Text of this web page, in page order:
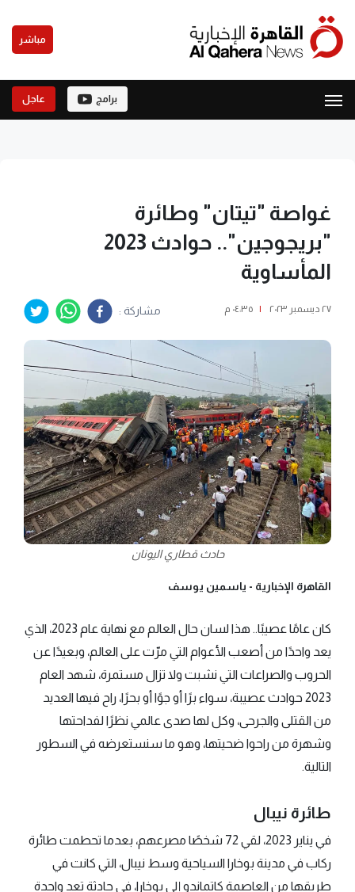
مباشر
برامج عاجل
غواصة "تيتان" وطائرة
"بريجوجين".. حوادث 2023
المأساوية
٢٧ ديسمبر ٢٠٢٣ | ٠٤:٣٥ م مشاركة :
حادث قطاري اليونان
القاهرة الإخبارية - ياسمين يوسف
كان عامًا عصيبًا.. هذا لسان حال العالم مع نهاية عام 2023، الذي
يعد واحدًا من أصعب الأعوام التي مرّت على العالم، وبعيدًا عن
الحروب والصراعات التي نشبت ولا تزال مستمرة، شهد العام
2023 حوادث عصيبة، سواء برًا أو جوًا أو بحرًا، راح فيها العديد
من القتلى والجرحى، وكل لها صدى عالمي نظرًا لفداحتها
وشهرة من راحوا ضحيتها، وهو ما سنستعرضه في السطور
التالية.
طائرة نيبال
في يناير 2023، لقي 72 شخصًا مصرعهم، بعدما تحطمت طائرة
ركاب في مدينة بوخارا السياحية وسط نيبال، التي كانت في
طريقها من العاصمة كاتماندو إلى بوخارا، في حادثة تعد واحدة